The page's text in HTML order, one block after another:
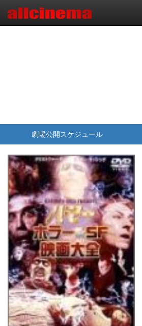
劇場公開スケジュール